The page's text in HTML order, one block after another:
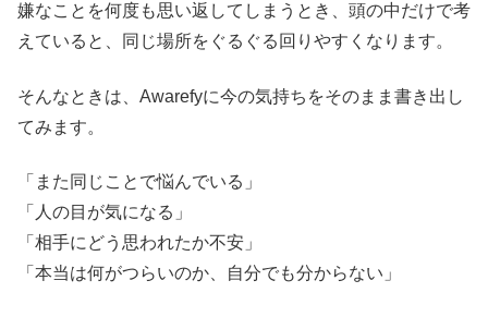
嫌なことを何度も思い返してしまうとき、頭の中だけで考
えていると、同じ場所をぐるぐる回りやすくなります。
そんなときは、Awarefyに今の気持ちをそのまま書き出し
てみます。
「また同じことで悩んでいる」
「人の目が気になる」
「相手にどう思われたか不安」
「本当は何がつらいのか、自分でも分からない」